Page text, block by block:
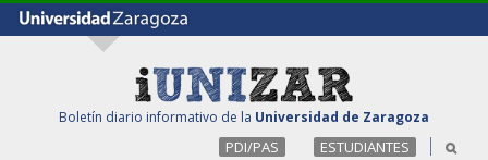
Boletín diario informativo de la Universidad de Zaragoza
PDI/PAS ESTUDIANTES